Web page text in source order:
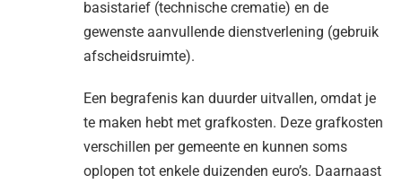
basistarief (technische crematie) en de
gewenste aanvullende dienstverlening (gebruik
afscheidsruimte).
Een begrafenis kan duurder uitvallen, omdat je
te maken hebt met grafkosten. Deze grafkosten
verschillen per gemeente en kunnen soms
oplopen tot enkele duizenden euro’s. Daarnaast